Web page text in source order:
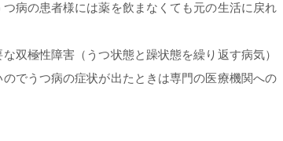
病の患者様には薬を飲まなくても元の生活に戻れ
双極性障害（うつ状態と躁状態を繰り返す病気）
でうつ病の症状が出たときは専門の医療機関への